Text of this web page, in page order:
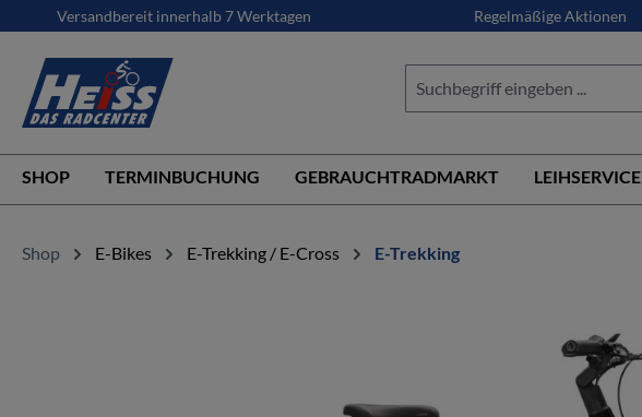
Zur Hauptnavigation springen
Versandbereit innerhalb 7 Werktagen Regelmäßige Aktionen
SHOP TERMINBUCHUNG GEBRAUCHTRADMARKT LEIHSERVICE
Shop E-Bikes E-Trekking / E-Cross E-Trekking